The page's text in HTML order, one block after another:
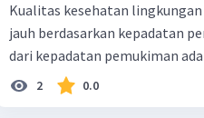
Kualitas kesehatan
jauh berdasarkan kepadatan
dari kepadatan pemukiman
2 0.0